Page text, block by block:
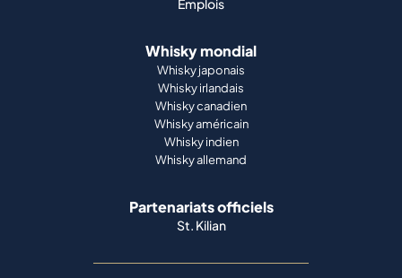
Emplois
Whisky mondial
Whisky japonais
Whisky irlandais
Whisky canadien
Whisky américain
Whisky indien
Whisky allemand
Partenariats officiels
St. Kilian